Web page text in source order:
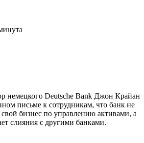
немецкого Deutsche Bank Джон Крайан
письме к сотрудникам, что банк не
бизнес по управлению активами, а
слияния с другими банками.